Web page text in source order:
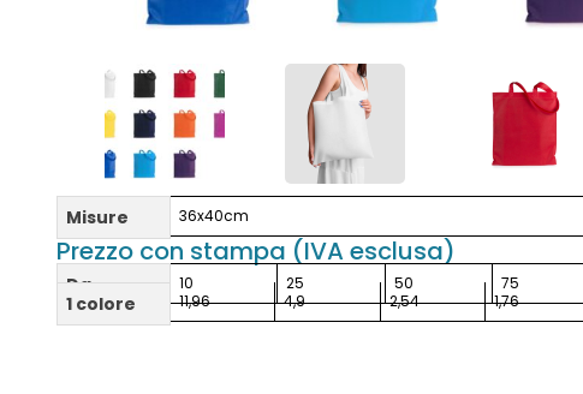
Misure 36x40cm
Prezzo con stampa (IVA esclusa)
Da 10 25 50 75
1 colore 11,96 4,9 2,54 1,76